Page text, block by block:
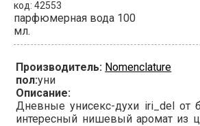
код: 42553
парфюмерная вода 100
мл.
Производитель: Nomenclature
пол:уни
Описание:
Дневные унисекс-духи iri_del от
интересный нишевый аромат из